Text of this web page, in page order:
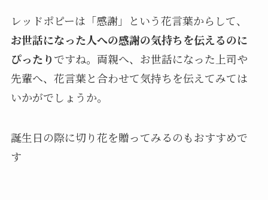
レッドポピーは「感謝」という花言葉からして、
お世話になった人への感謝の気持ちを伝えるのに
ぴったりですね。両親へ、お世話になった上司や
先輩へ、花言葉と合わせて気持ちを伝えてみては
いかがでしょうか。
誕生日の際に切り花を贈ってみるのもおすすめで
す